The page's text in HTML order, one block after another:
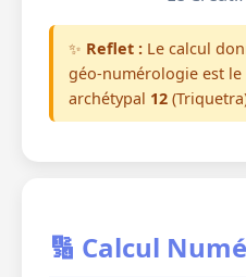
✨ Reflet : Le calcul
géo-numérologie est
archétypal 12
🔢 Calcul